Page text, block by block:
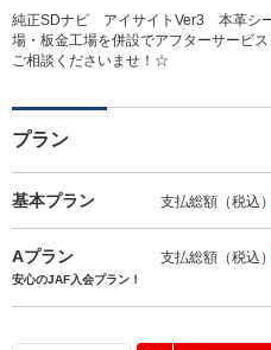
純正SDナビ アイサイトVer3 本革
場・板金工場を併設でアフターサービ
ご相談くださいませ！☆
プラン
基本プラン 支払総額（税込）
Aプラン 支払総額（税込）
安心のJAF入会プラン！